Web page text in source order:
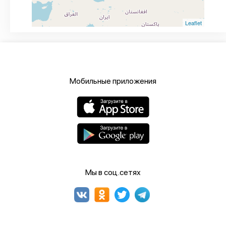
Leaflet
Мобильные приложения
Мы в соц.сетях